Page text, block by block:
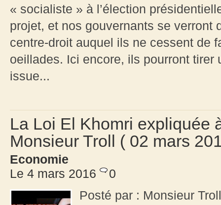
« socialiste » à l’élection
projet, et nos gouvernants se verront
centre-droit auquel ils ne cessent de
oeillades. Ici encore, ils pourront
issue...
La Loi El Khomri expliquée
Monsieur Troll ( 02 mars
Economie
Le 4 mars 2016
0
Posté par : Monsieur